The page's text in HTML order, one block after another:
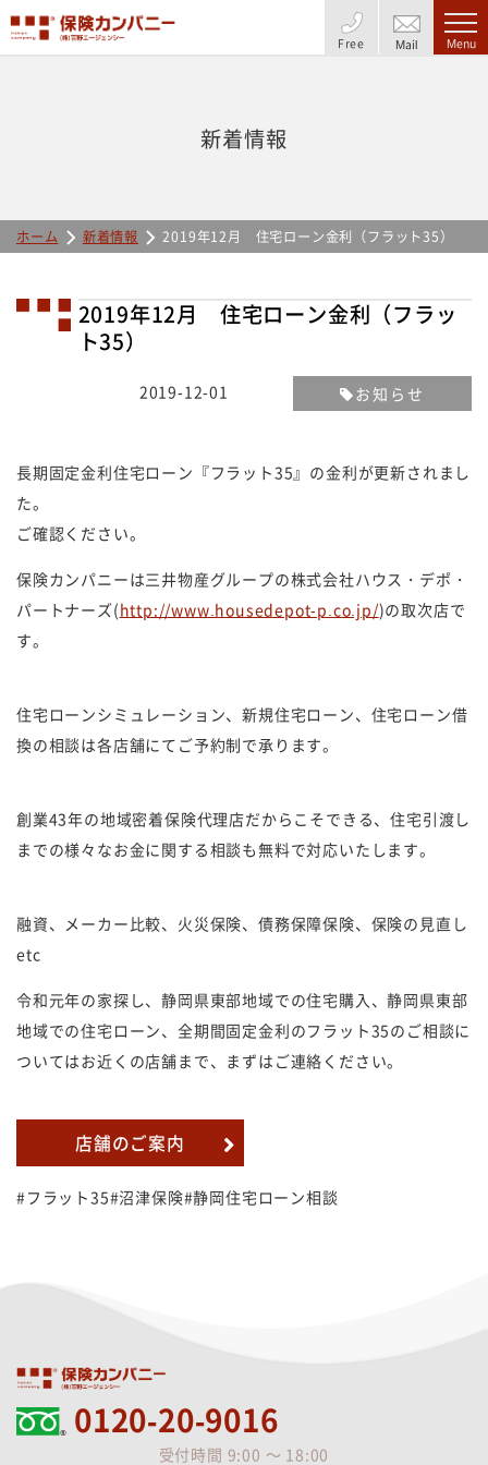
Free Mail Menu
新着情報
ホーム 新着情報 2019年12月 住宅ローン金利（フラット35）
2019年12月 住宅ローン金利（フラッ
ト35）
2019-12-01 お知らせ
長期固定金利住宅ローン『フラット35』の金利が更新されまし
た。
ご確認ください。
保険カンパニーは三井物産グループの株式会社ハウス・デポ・
パートナーズ(http://www.housedepot-p.co.jp/)の取次店で
す。
住宅ローンシミュレーション、新規住宅ローン、住宅ローン借
換の相談は各店舗にてご予約制で承ります。
創業43年の地域密着保険代理店だからこそできる、住宅引渡し
までの様々なお金に関する相談も無料で対応いたします。
融資、メーカー比較、火災保険、債務保障保険、保険の見直し
etc
令和元年の家探し、静岡県東部地域での住宅購入、静岡県東部
地域での住宅ローン、全期間固定金利のフラット35のご相談に
ついてはお近くの店舗まで、まずはご連絡ください。
店舗のご案内
#フラット35#沼津保険#静岡住宅ローン相談
0120-20-9016
受付時間 9:00 ～ 18:00